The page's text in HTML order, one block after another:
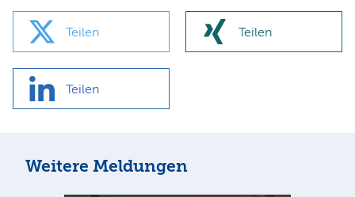
Teilen Teilen
Teilen
Weitere Meldungen